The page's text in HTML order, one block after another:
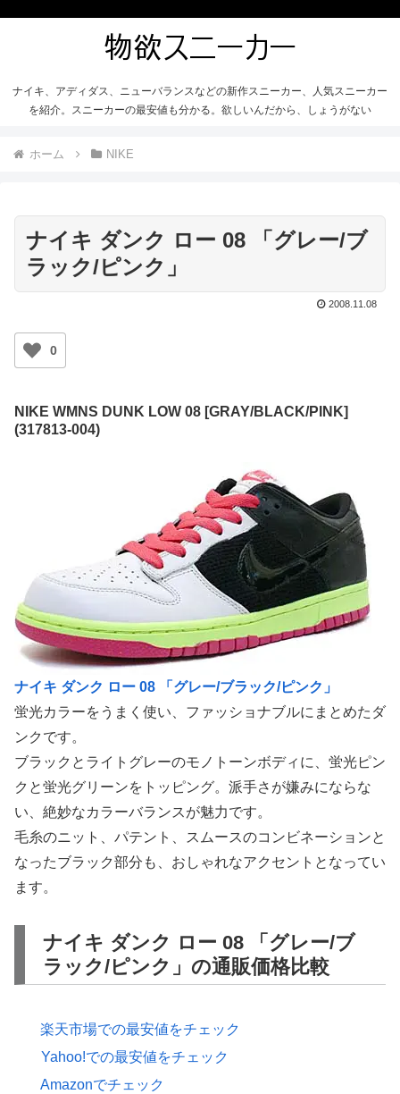
ナイキ、アディダス、ニューバランスなどの新作スニーカー、人気スニーカー
を紹介。スニーカーの最安値も分かる。欲しいんだから、しょうがない
ホーム NIKE
ナイキ ダンク ロー 08 「グレー/ブ
ラック/ピンク」
2008.11.08
0
NIKE WMNS DUNK LOW 08 [GRAY/BLACK/PINK]
(317813-004)
ナイキ ダンク ロー 08 「グレー/ブラック/ピンク」
蛍光カラーをうまく使い、ファッショナブルにまとめたダ
ンクです。
ブラックとライトグレーのモノトーンボディに、蛍光ピン
クと蛍光グリーンをトッピング。派手さが嫌みにならな
い、絶妙なカラーバランスが魅力です。
毛糸のニット、パテント、スムースのコンビネーションと
なったブラック部分も、おしゃれなアクセントとなってい
ます。
ナイキ ダンク ロー 08 「グレー/ブ
ラック/ピンク」の通販価格比較
楽天市場での最安値をチェック
Yahoo!での最安値をチェック
Amazonでチェック